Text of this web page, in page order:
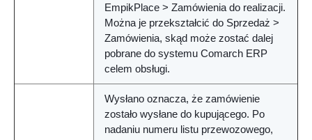
EmpikPlace > Zamówienia do realizacji.
Można je przekształcić do Sprzedaż >
Zamówienia, skąd może zostać dalej
pobrane do systemu Comarch ERP
celem obsługi.
Wysłano oznacza, że zamówienie
zostało wysłane do kupującego. Po
nadaniu numeru listu przewozowego,